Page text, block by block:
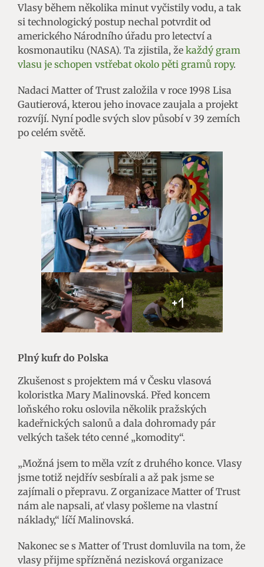
Vlasy během několika minut vyčistily vodu, a tak
si technologický postup nechal potvrdit od
amerického Národního úřadu pro letectví a
kosmonautiku (NASA). Ta zjistila, že každý gram
vlasu je schopen vstřebat okolo pěti gramů ropy.
Nadaci Matter of Trust založila v roce 1998 Lisa
Gautierová, kterou jeho inovace zaujala a projekt
rozvíjí. Nyní podle svých slov působí v 39 zemích
po celém světě.
+1
Plný kufr do Polska
Zkušenost s projektem má v Česku vlasová
koloristka Mary Malinovská. Před koncem
loňského roku oslovila několik pražských
kadeřnických salonů a dala dohromady pár
velkých tašek této cenné „komodity“.
„Možná jsem to měla vzít z druhého konce. Vlasy
jsme totiž nejdřív sesbírali a až pak jsme se
zajímali o přepravu. Z organizace Matter of Trust
nám ale napsali, ať vlasy pošleme na vlastní
náklady,“ líčí Malinovská.
Nakonec se s Matter of Trust domluvila na tom, že
vlasy přijme spřízněná nezisková organizace